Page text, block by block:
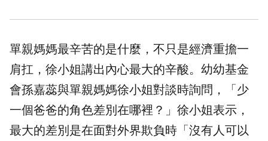
單親媽媽最辛苦的是什麼，不只是經濟重擔一
肩扛，徐小姐講出內心最大的辛酸。幼幼基金
會孫嘉蕊與單親媽媽徐小姐對談時詢問，「少
一個爸爸的角色差別在哪裡？」徐小姐表示，
最大的差別是在面對外界欺負時「沒有人可以